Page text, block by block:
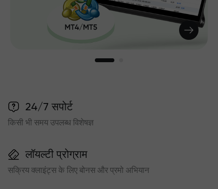
24/7 सपोर्ट
किसी भी समय उपलब्ध विशेषज्ञ
लॉयल्टी प्रोग्राम
सक्रिय क्लाइंट्स के लिए बोनस और प्रमो अभियान